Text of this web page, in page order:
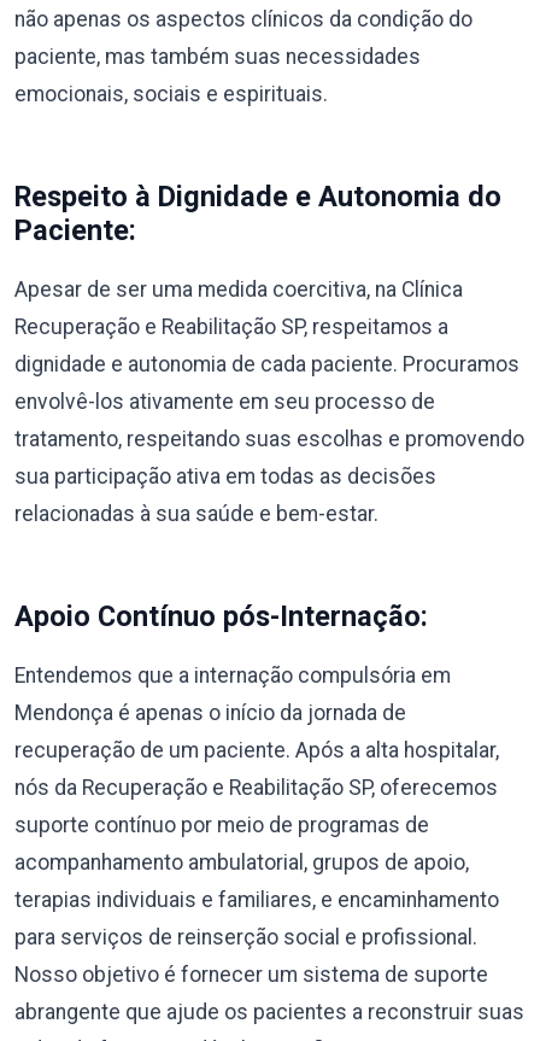
não apenas os aspectos clínicos da condição do
paciente, mas também suas necessidades
emocionais, sociais e espirituais.
Respeito à Dignidade e Autonomia do
Paciente:
Apesar de ser uma medida coercitiva, na Clínica
Recuperação e Reabilitação SP, respeitamos a
dignidade e autonomia de cada paciente. Procuramos
envolvê-los ativamente em seu processo de
tratamento, respeitando suas escolhas e promovendo
sua participação ativa em todas as decisões
relacionadas à sua saúde e bem-estar.
Apoio Contínuo pós-Internação:
Entendemos que a internação compulsória em
Mendonça é apenas o início da jornada de
recuperação de um paciente. Após a alta hospitalar,
nós da Recuperação e Reabilitação SP, oferecemos
suporte contínuo por meio de programas de
acompanhamento ambulatorial, grupos de apoio,
terapias individuais e familiares, e encaminhamento
para serviços de reinserção social e profissional.
Nosso objetivo é fornecer um sistema de suporte
abrangente que ajude os pacientes a reconstruir suas